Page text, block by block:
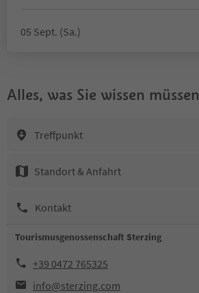
05 Sept. (Sa.)
Alles, was Sie wissen müssen
Treffpunkt
Standort & Anfahrt
Kontakt
Tourismusgenossenschaft Sterzing
+39 0472 765325
info@sterzing.com